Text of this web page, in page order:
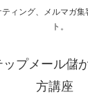
ィング、メルマガ
ト。
ップメール儲
方講座